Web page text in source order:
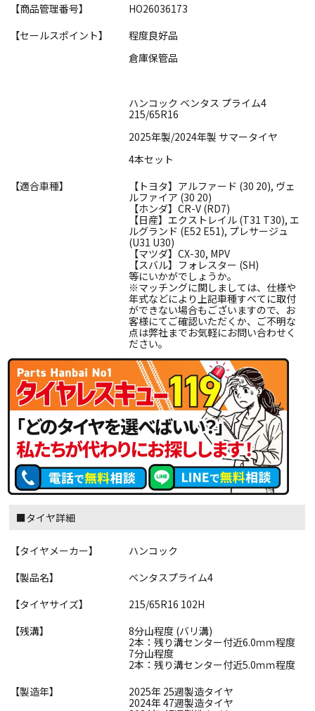
【商品管理番号】
HO26036173
【セールスポイント】
程度良好品
倉庫保管品
ハンコック ベンタス プライム4
215/65R16
2025年製/2024年製 サマータイヤ
4本セット
【適合車種】
【トヨタ】アルファード (30 20), ヴェ
ルファイア (30 20)
【ホンダ】CR-V (RD7)
【日産】エクストレイル (T31 T30), エ
ルグランド (E52 E51), プレサージュ
(U31 U30)
【マツダ】CX-30, MPV
【スバル】フォレスター (SH)
等にいかがでしょうか。
※マッチングに関しましては、仕様や
年式などにより上記車種すべてに取付
ができない場合もございますので、お
客様にてご確認いただくか、ご不明な
点は弊社までお気軽にお問い合わせく
ださい。
■タイヤ詳細
【タイヤメーカー】
ハンコック
【製品名】
ベンタスプライム4
【タイヤサイズ】
215/65R16 102H
【残溝】
8分山程度 (バリ溝)
2本：残り溝センター付近6.0ｍｍ程度
7分山程度
2本：残り溝センター付近5.0ｍｍ程度
【製造年】
2025年 25週製造タイヤ
2024年 47週製造タイヤ